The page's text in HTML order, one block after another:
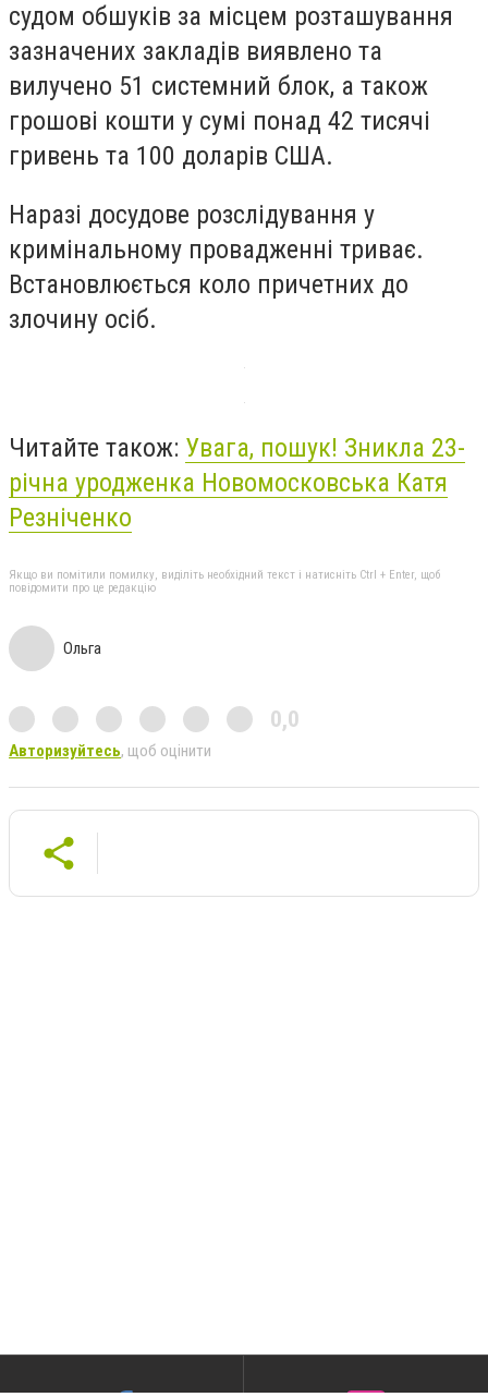
судом обшуків за місцем розташування
зазначених закладів виявлено та
вилучено 51 системний блок, а також
грошові кошти у сумі понад 42 тисячі
гривень та 100 доларів США.
Наразі досудове розслідування у
кримінальному провадженні триває.
Встановлюється коло причетних до
злочину осіб.
Читайте також: Увага, пошук! Зникла 23-
річна уродженка Новомосковська Катя
Резніченко
Якщо ви помітили помилку, виділіть необхідний текст і натисніть Ctrl + Enter, щоб
повідомити про це редакцію
Ольга
0,0
Авторизуйтесь, щоб оцінити